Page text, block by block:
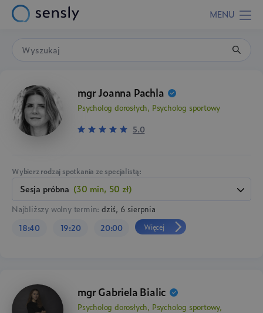
MENU
mgr Joanna Pachla
Psycholog dorosłych, Psycholog sportowy
5.0
Wybierz rodzaj spotkania ze specjalistą:
Sesja próbna (30 min, 50 zł)
Najbliższy wolny termin:dziś, 6 sierpnia
18:40
19:20 20:00 Więcej
mgr Gabriela Bialic
Psycholog dorosłych, Psycholog sportowy,